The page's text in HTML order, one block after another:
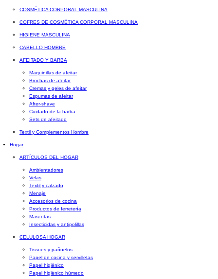
COSMÉTICA CORPORAL MASCULINA
COFRES DE COSMÉTICA CORPORAL MASCULINA
HIGIENE MASCULINA
CABELLO HOMBRE
AFEITADO Y BARBA
Maquinillas de afeitar
Brochas de afeitar
Cremas y geles de afeitar
Espumas de afeitar
After-shave
Cuidado de la barba
Sets de afeitado
Textil y Complementos Hombre
Hogar
ARTÍCULOS DEL HOGAR
Ambientadores
Velas
Textil y calzado
Menaje
Accesorios de cocina
Productos de ferretería
Mascotas
Insecticidas y antipolillas
CELULOSA HOGAR
Tissues y pañuelos
Papel de cocina y servilletas
Papel higiénico
Papel higiénico húmedo